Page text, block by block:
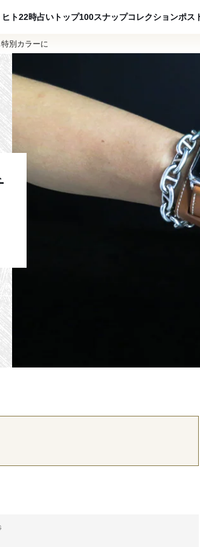
ト22時占い トップ100スナップコレクションポス
別カラーに